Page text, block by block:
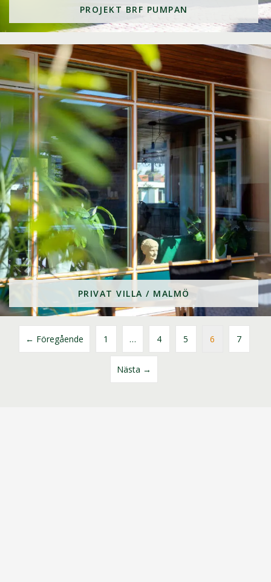
PROJEKT BRF PUMPAN
PRIVAT VILLA / MALMÖ
← Föregående 1 … 4 5 6 7
Nästa →